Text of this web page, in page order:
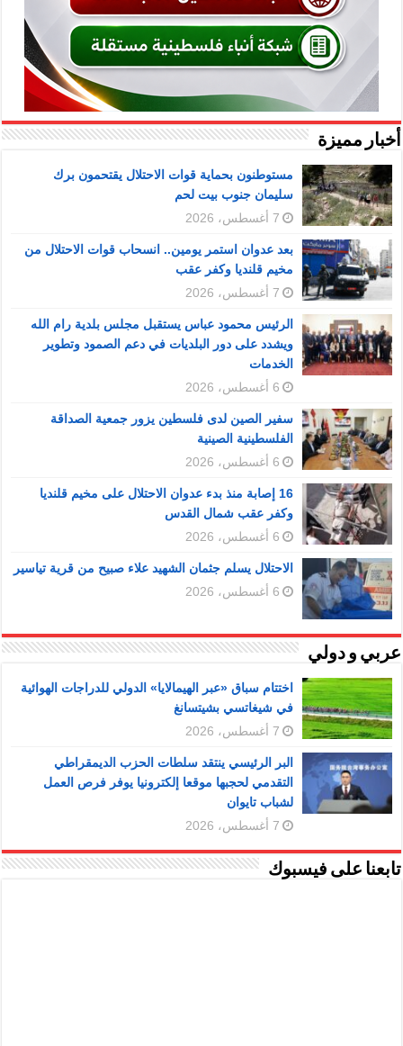
أخبار مميزة
مستوطنون بحماية قوات الاحتلال يقتحمون برك
سليمان جنوب بيت لحم
7 أغسطس، 2026
بعد عدوان استمر يومين.. انسحاب قوات الاحتلال من
مخيم قلنديا وكفر عقب
7 أغسطس، 2026
الرئيس محمود عباس يستقبل مجلس بلدية رام الله
ويشدد على دور البلديات في دعم الصمود وتطوير
الخدمات
6 أغسطس، 2026
سفير الصين لدى فلسطين يزور جمعية الصداقة
الفلسطينية الصينية
6 أغسطس، 2026
16 إصابة منذ بدء عدوان الاحتلال على مخيم قلنديا
وكفر عقب شمال القدس
6 أغسطس، 2026
الاحتلال يسلم جثمان الشهيد علاء صبيح من قرية تياسير
6 أغسطس، 2026
عربي و دولي
اختتام سباق «عبر الهيمالايا» الدولي للدراجات الهوائية
في شيغاتسي بشيتسانغ
7 أغسطس، 2026
البر الرئيسي ينتقد سلطات الحزب الديمقراطي
التقدمي لحجبها موقعا إلكترونيا يوفر فرص العمل
لشباب تايوان
7 أغسطس، 2026
تابعنا على فيسبوك